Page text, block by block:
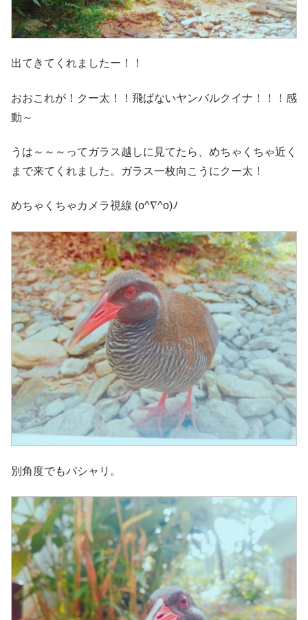
出てきてくれましたー！！
おおこれが！クー太！！飛ばないヤンバルクイナ！！！感
動～
うは～～～ってガラス越しに見てたら、めちゃくちゃ近く
まで来てくれました。ガラス一枚向こうにクー太！
めちゃくちゃカメラ視線 (o^∇^o)ﾉ
別角度でもパシャリ。